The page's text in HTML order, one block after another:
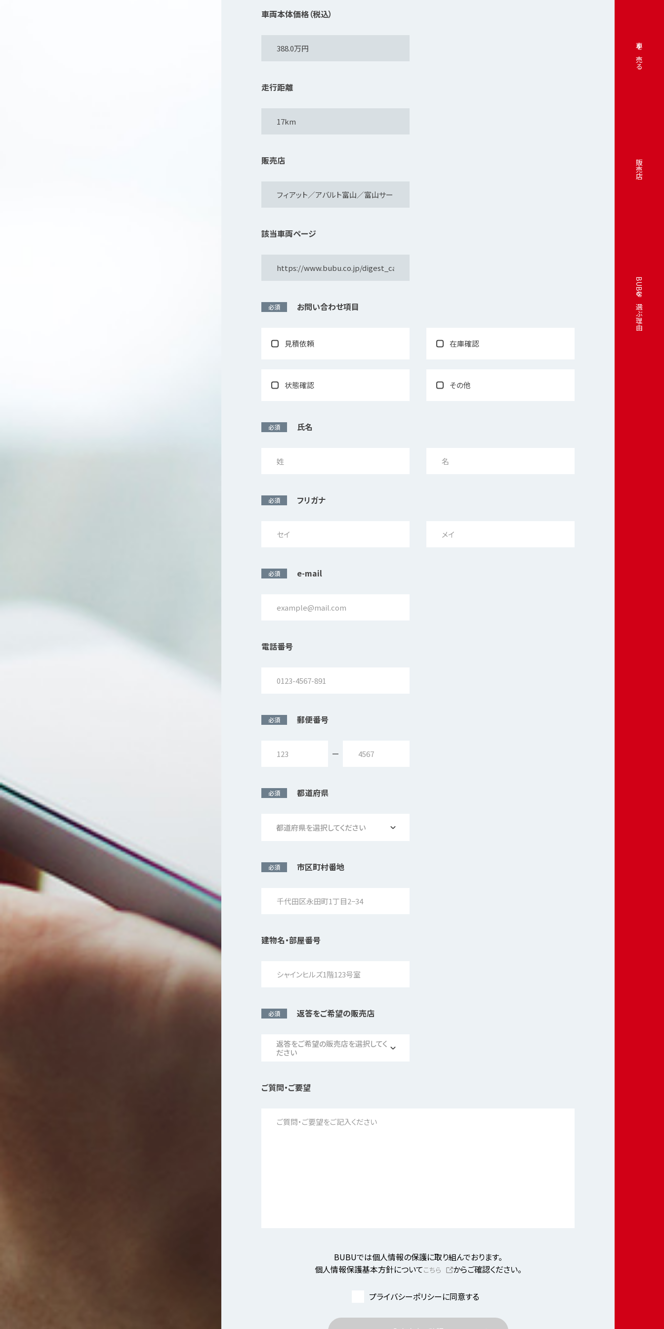
車を売る
販売店
BUBUを選ぶ理由
車両本体価格（税込）
走行距離
販売店
該当車両ページ
必須 お問い合わせ項⽬
見積依頼 在庫確認
状態確認 その他
必須 氏名
必須 フリガナ
必須 e-mail
電話番号
必須 郵便番号
必須 都道府県
都道府県を選択してください
必須 市区町村番地
建物名・部屋番号
必須 返答をご希望の販売店
返答をご希望の販売店を選択してく
ださい
ご質問・ご要望
BUBUでは個人情報の保護に取り組んでおります。
個人情報保護基本方針についてこちら からご確認ください。
プライバシーポリシーに同意する